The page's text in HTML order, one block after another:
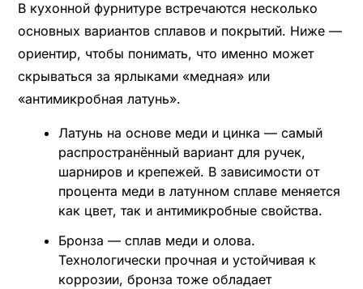
В кухонной фурнитуре встречаются несколько
основных вариантов сплавов и покрытий. Ниже —
ориентир, чтобы понимать, что именно может
скрываться за ярлыками «медная» или
«антимикробная латунь».
Латунь на основе меди и цинка — самый
распространённый вариант для ручек,
шарниров и крепежей. В зависимости от
процента меди в латунном сплаве меняется
как цвет, так и антимикробные свойства.
Бронза — сплав меди и олова.
Технологически прочная и устойчивая к
коррозии, бронза тоже обладает